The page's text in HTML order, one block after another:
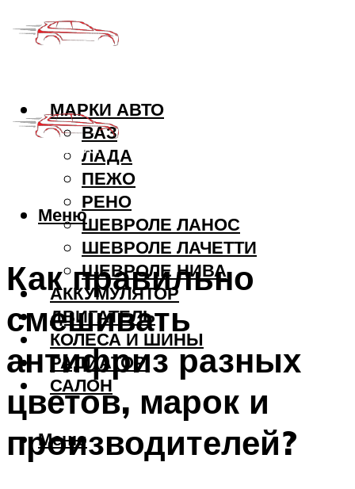
МАРКИ АВТО
ВАЗ
ЛАДА
ПЕЖО
РЕНО
ШЕВРОЛЕ ЛАНОС
ШЕВРОЛЕ ЛАЧЕТТИ
ШЕВРОЛЕ НИВА
АККУМУЛЯТОР
ДВИГАТЕЛЬ
КОЛЕСА И ШИНЫ
РАДИАТОР
САЛОН
Меню
Меню
Как правильно
смешивать
антифриз разных
цветов, марок и
производителей?